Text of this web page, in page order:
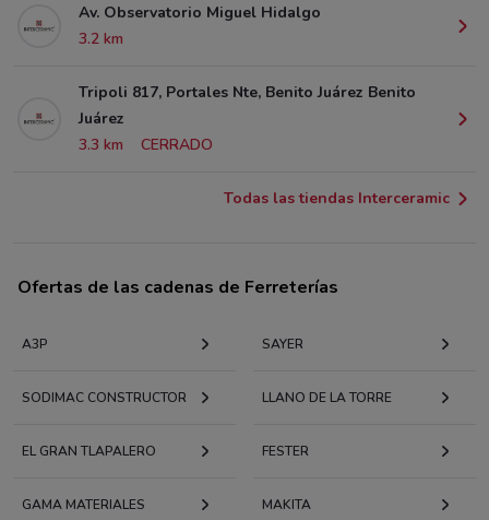
Av. Observatorio Miguel Hidalgo
3.2 km
Tripoli 817, Portales Nte, Benito Juárez Benito
Juárez
3.3 km
CERRADO
Todas las tiendas Interceramic
Ofertas de las cadenas de Ferreterías
A3P SAYER
SODIMAC CONSTRUCTOR LLANO DE LA TORRE
EL GRAN TLAPALERO FESTER
GAMA MATERIALES MAKITA